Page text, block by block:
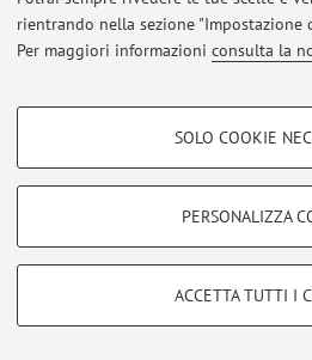
rientrando nella sezione "Impostazione
Per maggiori informazioni consulta la
COOKIE DI PROFILAZIONE -
COOKIE TECNICI - NECESSARI
Si tratta di cookie tecnici utilizzati, a
SOLO COOKIE
PERSONALIZZA
ACCETTA TUTTI I
Accedi tramiteloginper gestire tutti i
Zamboni, 33 - 40126 Bologna -
Privacy|Note legali|